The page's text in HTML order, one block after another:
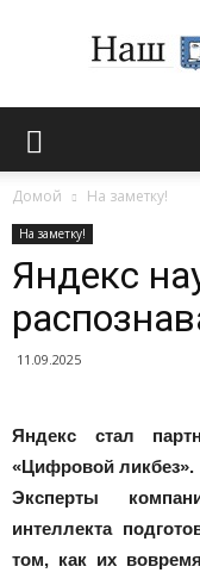
Домой На заметку!
На заметку!
Яндекс
11.09.2025
Яндекс стал
«Цифровой ликбез».
Эксперты
интеллекта
том, как их